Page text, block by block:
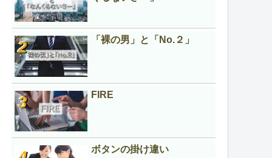
「裸の男」と「No.２」
FIRE
ボタンの掛け違い